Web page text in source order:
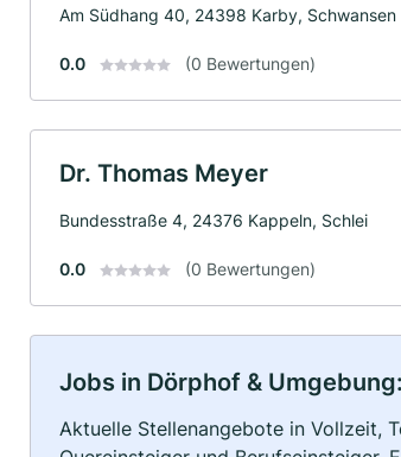
Am Südhang 40, 24398 Karby, Schwansen
0.0 (0 Bewertungen)
Dr. Thomas Meyer
Bundesstraße 4, 24376 Kappeln, Schlei
0.0 (0 Bewertungen)
Jobs in Dörphof &
Aktuelle Stellenangebote in Vollzeit,